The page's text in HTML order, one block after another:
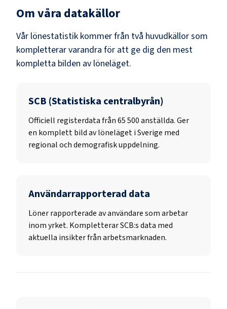
Om våra datakällor
Vår lönestatistik kommer från två huvudkällor som
kompletterar varandra för att ge dig den mest
kompletta bilden av löneläget.
SCB (Statistiska centralbyrån)
Officiell registerdata från65 500anställda. Ger
en komplett bild av löneläget i Sverige med
regional och demografisk uppdelning.
Användarrapporterad data
Löner rapporterade av användare som arbetar
inom yrket. Kompletterar SCB:s data med
aktuella insikter från arbetsmarknaden.